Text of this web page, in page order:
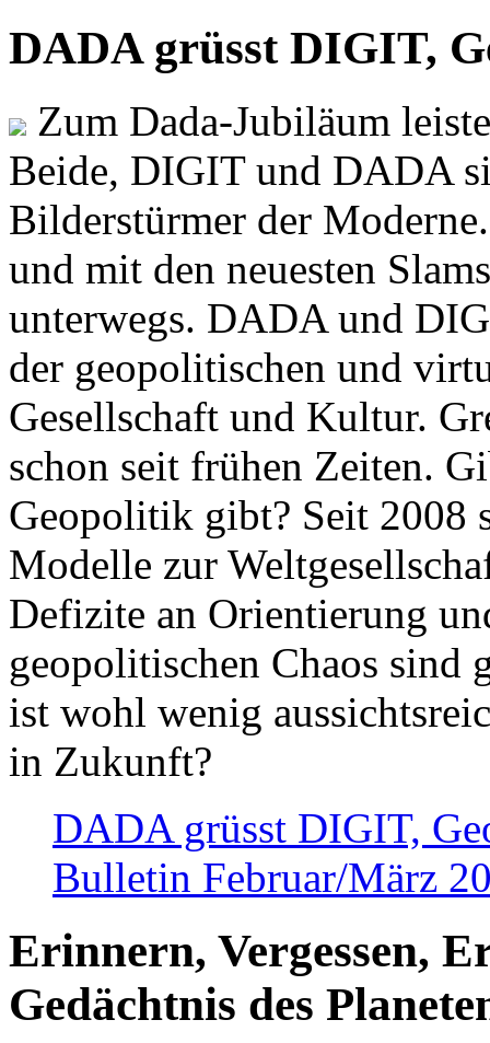
DADA grüsst DIGIT,
Zum Dada-Jubiläum
Beide, DIGIT und DADA
Bilderstürmer der
und mit den neuesten
unterwegs. DADA und
der geopolitischen und
Gesellschaft und Kultur.
schon seit frühen Zeiten.
Geopolitik gibt? Seit 2008
Modelle zur
Defizite an Orientierung
geopolitischen Chaos sind
ist wohl wenig
in Zukunft?
DADA grüsst DIGIT,
Bulletin Februar/März
Erinnern, Vergessen,
Gedächtnis des